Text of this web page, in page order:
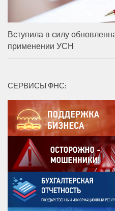
Вступила в силу
применении УСН
СЕРВИСЫ ФНС: